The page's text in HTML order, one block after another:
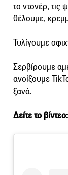
το ντονέρ, τις
θέλουμε,
Τυλίγουμε
Σερβίρουμε
ανοίξουμε
ξανά.
Δείτε το βίντεο: